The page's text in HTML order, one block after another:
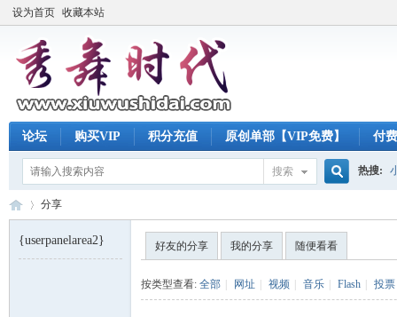
设为首页 收藏本站
论坛 购买VIP 积分充值 原创单部【VIP免费】 付
搜索 热搜:
分享
{userpanelarea2} 好友的分享 我的分享 随便看看
按类型查看: 全部 网址 视频 音乐 Flash 投票